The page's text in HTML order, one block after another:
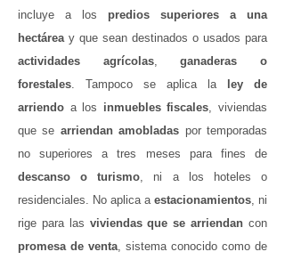
incluye a los predios superiores a una
hectáreay que sean destinados o usados para
actividades agrícolas,ganaderas o
forestales. Tampoco se aplica laley de
arriendo a los inmuebles fiscales, viviendas
que se arriendan amobladas por temporadas
no superiores a tres meses para fines de
descanso o turismo, ni a los hoteles o
residenciales. No aplica a estacionamientos, ni
rige para las viviendas que se arriendan con
promesa de venta, sistema conocido como de